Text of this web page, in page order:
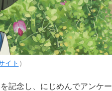
イト ）
記念し、にじめんでアンケー